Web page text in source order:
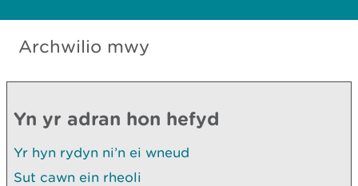
Archwilio mwy
Yn yr adran hon hefyd
Yr hyn rydyn ni’n ei wneud
Sut cawn ein rheoli